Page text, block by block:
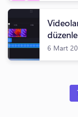
6 Mart